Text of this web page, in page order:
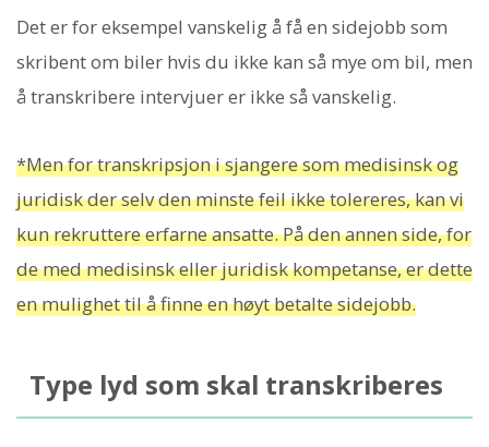
Det er for eksempel vanskelig å få en sidejobb som
skribent om biler hvis du ikke kan så mye om bil, men
å transkribere intervjuer er ikke så vanskelig.
*Men for transkripsjon i sjangere som medisinsk og
juridisk der selv den minste feil ikke tolereres, kan vi
kun rekruttere erfarne ansatte. På den annen side, for
de med medisinsk eller juridisk kompetanse, er dette
en mulighet til å finne en høyt betalte sidejobb.
Type lyd som skal transkriberes